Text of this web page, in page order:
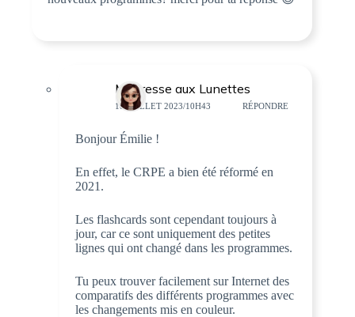
Maîtresse aux Lunettes
18 JUILLET 2023/10H43 RÉPONDRE
Bonjour Émilie !
En effet, le CRPE a bien été réformé en
2021.
Les flashcards sont cependant toujours à
jour, car ce sont uniquement des petites
lignes qui ont changé dans les programmes.
Tu peux trouver facilement sur Internet des
comparatifs des différents programmes avec
les changements mis en couleur.